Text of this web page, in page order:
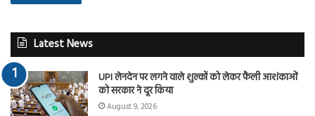
Latest News
UPI लेनदेन पर लगने वाले शुल्कों को लेकर फैली आशंकाओं
को सरकार ने दूर किया
August 9, 2026